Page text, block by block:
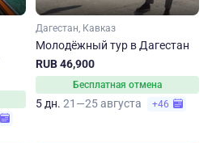
Дагестан, Кавказ
Молодёжный тур в Дагестан
RUB 46,900
Бесплатная отмена
5 дн. 21—25 августа +46